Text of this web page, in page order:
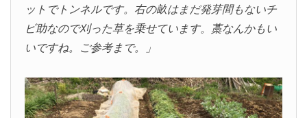
ットでトンネルです。右の畝はまだ発芽間もないチ
ビ助なので刈った草を乗せています。藁なんかもい
いですね。ご参考まで。」